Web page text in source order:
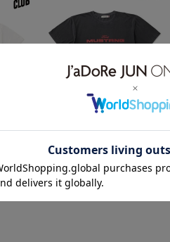
グ
ファ
Tシャ
LE CERCLE par ropé
【GOOD ROCK SPEED/グ
ッドロックスピード】マス
タングモチーフTシャツ
¥6,930